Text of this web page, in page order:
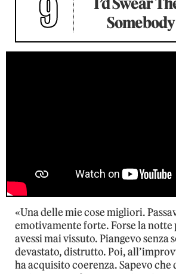
9
«Una delle mie cose migliori.
emotivamente forte. Forse la
avessi mai vissuto. Piangevo senza
devastato, distrutto. Poi,
ha acquisito coerenza. Sapevo che